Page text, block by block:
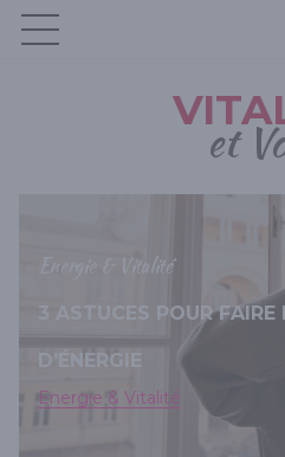
et
Energie & Vitalité
3 ASTUCES POUR FAIRE
D’ÉNERGIE
Energie & Vitalité